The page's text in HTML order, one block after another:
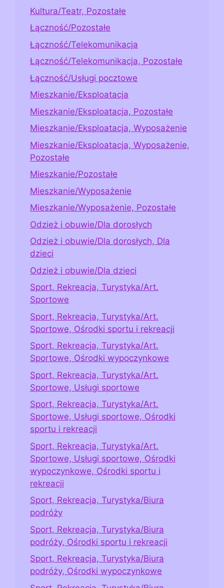
Kultura/Teatr, Pozostałe
Łączność/Pozostałe
Łączność/Telekomunikacja
Łączność/Telekomunikacja, Pozostałe
Łączność/Usługi pocztowe
Mieszkanie/Eksploatacja
Mieszkanie/Eksploatacja, Pozostałe
Mieszkanie/Eksploatacja, Wyposażenie
Mieszkanie/Eksploatacja, Wyposażenie,
Pozostałe
Mieszkanie/Pozostałe
Mieszkanie/Wyposażenie
Mieszkanie/Wyposażenie, Pozostałe
Odzież i obuwie/Dla dorosłych
Odzież i obuwie/Dla dorosłych, Dla
dzieci
Odzież i obuwie/Dla dzieci
Sport, Rekreacja, Turystyka/Art.
Sportowe
Sport, Rekreacja, Turystyka/Art.
Sportowe, Ośrodki sportu i rekreacji
Sport, Rekreacja, Turystyka/Art.
Sportowe, Ośrodki wypoczynkowe
Sport, Rekreacja, Turystyka/Art.
Sportowe, Usługi sportowe
Sport, Rekreacja, Turystyka/Art.
Sportowe, Usługi sportowe, Ośrodki
sportu i rekreacji
Sport, Rekreacja, Turystyka/Art.
Sportowe, Usługi sportowe, Ośrodki
wypoczynkowe, Ośrodki sportu i
rekreacji
Sport, Rekreacja, Turystyka/Biura
podróży
Sport, Rekreacja, Turystyka/Biura
podróży, Ośrodki sportu i rekreacji
Sport, Rekreacja, Turystyka/Biura
podróży, Ośrodki wypoczynkowe